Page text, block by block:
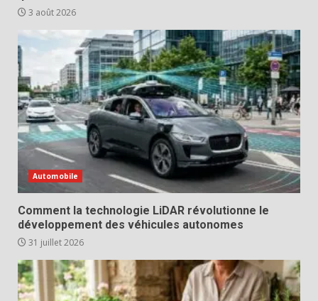
3 août 2026
Automobile
Comment la technologie LiDAR révolutionne le
développement des véhicules autonomes
31 juillet 2026